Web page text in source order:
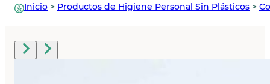
Inicio > Productos de Higiene Personal Sin Plásticos >